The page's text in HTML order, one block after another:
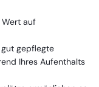
auf
gut gepflegte
Ihres Aufenthalts